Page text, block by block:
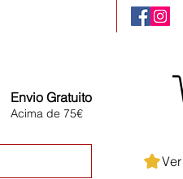
Envio Gratuito
Acima de 75€